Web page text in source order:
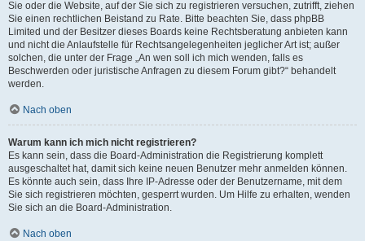
Sie oder die Website, auf der Sie sich zu registrieren versuchen, zutrifft, ziehen
Sie einen rechtlichen Beistand zu Rate. Bitte beachten Sie, dass phpBB
Limited und der Besitzer dieses Boards keine Rechtsberatung anbieten kann
und nicht die Anlaufstelle für Rechtsangelegenheiten jeglicher Art ist; außer
solchen, die unter der Frage „An wen soll ich mich wenden, falls es
Beschwerden oder juristische Anfragen zu diesem Forum gibt?“ behandelt
werden.
Nach oben
Warum kann ich mich nicht registrieren?
Es kann sein, dass die Board-Administration die Registrierung komplett
ausgeschaltet hat, damit sich keine neuen Benutzer mehr anmelden können.
Es könnte auch sein, dass Ihre IP-Adresse oder der Benutzername, mit dem
Sie sich registrieren möchten, gesperrt wurden. Um Hilfe zu erhalten, wenden
Sie sich an die Board-Administration.
Nach oben